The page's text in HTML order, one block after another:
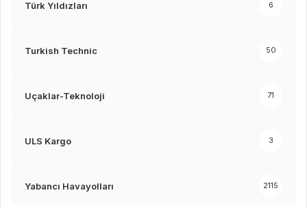
Türk Yıldızları 6
Turkish Technic 50
Uçaklar-Teknoloji 71
ULS Kargo 3
Yabancı Havayolları 2115